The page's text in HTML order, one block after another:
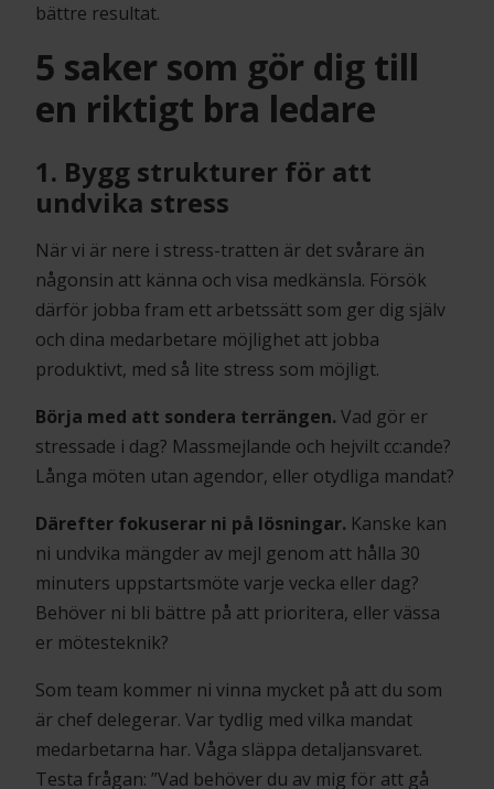
bättre resultat.
5 saker som gör dig till
en riktigt bra ledare
1. Bygg strukturer för att
undvika stress
När vi är nere i stress-tratten är det svårare än
någonsin att känna och visa medkänsla. Försök
därför jobba fram ett arbetssätt som ger dig själv
och dina medarbetare möjlighet att jobba
produktivt, med så lite stress som möjligt.
Börja med att sondera terrängen. Vad gör er
stressade i dag? Massmejlande och hejvilt cc:ande?
Långa möten utan agendor, eller otydliga mandat?
Därefter fokuserar ni på lösningar. Kanske kan
ni undvika mängder av mejl genom att hålla 30
minuters uppstartsmöte varje vecka eller dag?
Behöver ni bli bättre på att prioritera, eller vässa
er mötesteknik?
Som team kommer ni vinna mycket på att du som
är chef delegerar. Var tydlig med vilka mandat
medarbetarna har. Våga släppa detaljansvaret.
Testa frågan: ”Vad behöver du av mig för att gå